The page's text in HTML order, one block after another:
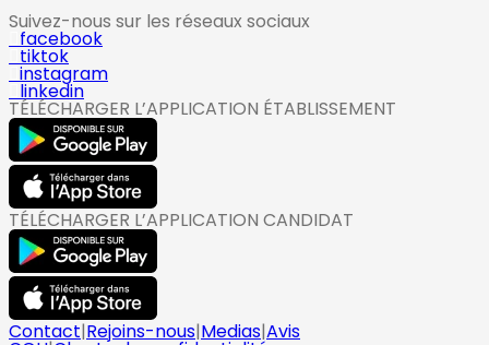
Suivez-nous sur les réseaux sociaux
facebook
tiktok
instagram
linkedin
TÉLÉCHARGER L’APPLICATION ÉTABLISSEMENT
TÉLÉCHARGER L’APPLICATION CANDIDAT
Contact|Rejoins-nous|Medias|Avis